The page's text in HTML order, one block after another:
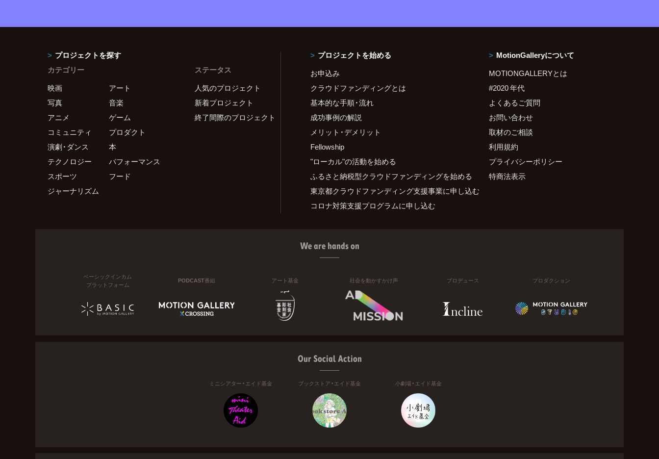
プロジェクトを探す
カテゴリー
映画
アート
写真
音楽
アニメ
ゲーム
コミュニティ
プロダクト
演劇・ダンス
本
テクノロジー
パフォーマンス
スポーツ
フード
ジャーナリズム
ステータス
人気のプロジェクト
新着プロジェクト
終了間際のプロジェクト
プロジェクトを始める
お申込み
クラウドファンディングとは
基本的な手順・流れ
成功事例の解説
メリット・デメリット
Fellowship
"ローカル"の活動を始める
ふるさと納税型クラウドファンディングを始める
東京都クラウドファンディング支援事業に申し込む
コロナ対策支援プログラムに申し込む
MotionGalleryについて
MOTIONGALLERYとは
#2020 年代
よくあるご質問
お問い合わせ
取材のご相談
利用規約
プライバシーポリシー
特商法表示
We are hands on
ベーシックインカム
プラットフォーム
PODCAST番組 アート基金 社会を動かすかけ声 プロデュース プロダクション
Our Social Action
ミニシアター・エイド基金 ブックストア・エイド基金 小劇場・エイド基金